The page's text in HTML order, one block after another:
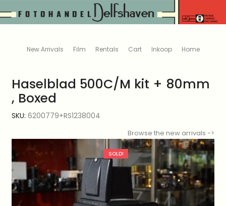
New Arrivals Film Rentals Cart Inkoop Home
Haselblad 500C/M kit + 80mm
, Boxed
SKU: 6200779+RS1238004
Browse the new arrivals ->
SOLD!